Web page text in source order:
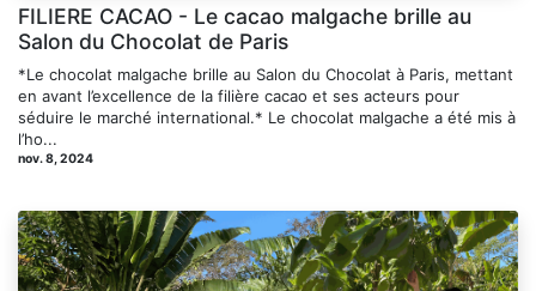
FILIERE CACAO - Le cacao malgache brille au
Salon du Chocolat de Paris
*Le chocolat malgache brille au Salon du Chocolat à Paris, mettant
en avant l’excellence de la filière cacao et ses acteurs pour
séduire le marché international.* Le chocolat malgache a été mis à
l’ho...
nov. 8, 2024